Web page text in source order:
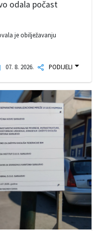
odala počast
je obilježavanju
07. 8. 2026. PODIJELI